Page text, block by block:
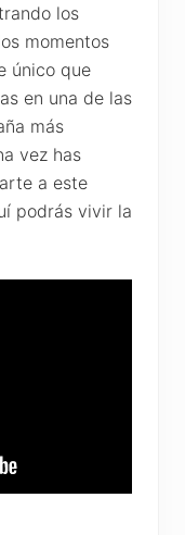
los
momentos
único que
en una de las
más
vez has
a este
podrás vivir la